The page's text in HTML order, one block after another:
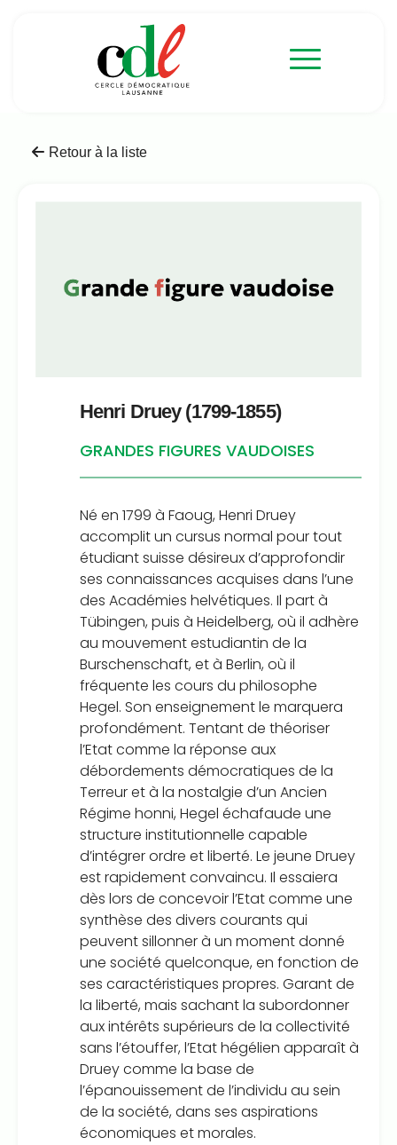
Retour à la liste
Henri Druey (1799-1855)
GRANDES FIGURES VAUDOISES
Né en 1799 à Faoug, Henri Druey
accomplit un cursus normal pour tout
étudiant suisse désireux d’approfondir
ses connaissances acquises dans l’une
des Académies helvétiques. Il part à
Tübingen, puis à Heidelberg, où il adhère
au mouvement estudiantin de la
Burschenschaft, et à Berlin, où il
fréquente les cours du philosophe
Hegel. Son enseignement le marquera
profondément. Tentant de théoriser
l’Etat comme la réponse aux
débordements démocratiques de la
Terreur et à la nostalgie d’un Ancien
Régime honni, Hegel échafaude une
structure institutionnelle capable
d’intégrer ordre et liberté. Le jeune Druey
est rapidement convaincu. Il essaiera
dès lors de concevoir l’Etat comme une
synthèse des divers courants qui
peuvent sillonner à un moment donné
une société quelconque, en fonction de
ses caractéristiques propres. Garant de
la liberté, mais sachant la subordonner
aux intérêts supérieurs de la collectivité
sans l’étouffer, l’Etat hégélien apparaît à
Druey comme la base de
l’épanouissement de l’individu au sein
de la société, dans ses aspirations
économiques et morales.